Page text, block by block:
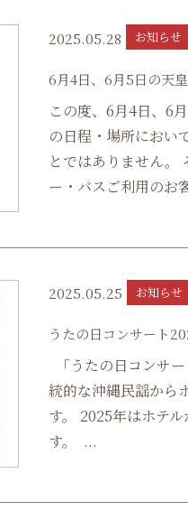
2025.05.28 お知らせ
6月4日、6月5日の天
この度、6月4日、6
の日程・場所におい
とではありません。
ー・バスご利用のお
2025.05.25 お知らせ
うたの日コンサート
「うたの日コンサ
統的な沖縄民謡から
す。 2025年はホテ
す。 ...